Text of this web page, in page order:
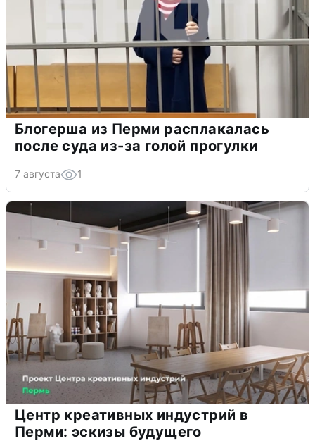
Блогерша из Перми расплакалась
после суда из-за голой прогулки
7 августа 1
Центр креативных индустрий в
Перми: эскизы будущего